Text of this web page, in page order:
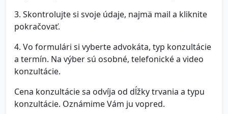
3. Skontrolujte si svoje údaje, najmä mail a kliknite
pokračovať.
4. Vo formulári si vyberte advokáta, typ konzultácie
a termín. Na výber sú osobné, telefonické a video
konzultácie.
Cena konzultácie sa odvíja od dĺžky trvania a typu
konzultácie. Oznámime Vám ju vopred.